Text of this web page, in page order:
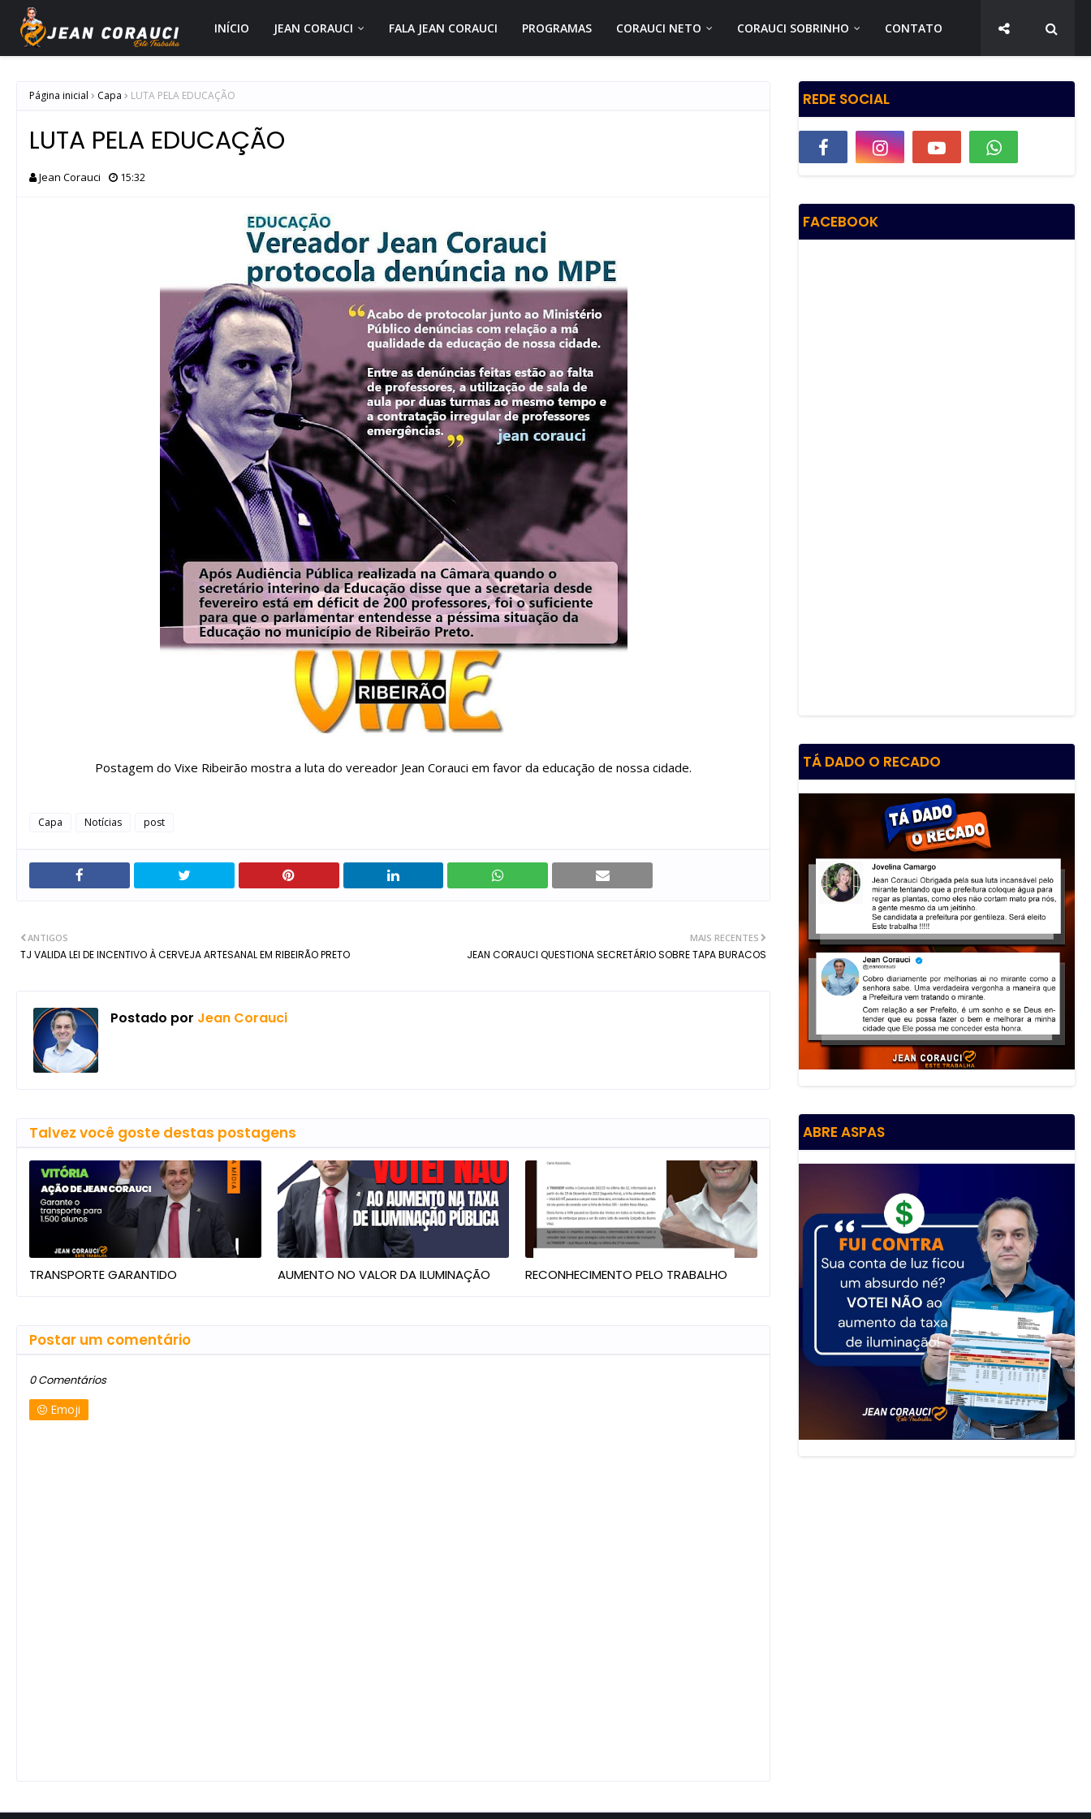
INÍCIO JEAN CORAUCI FALA JEAN CORAUCI PROGRAMAS CORAUCI NETO CORAUCI SOBRINHO CONTATO
Página inicial Capa LUTA PELA EDUCAÇÃO
LUTA PELA EDUCAÇÃO
Jean Corauci 15:32
Postagem do Vixe Ribeirão mostra a luta do vereador Jean Corauci em favor da educação de nossa cidade.
Capa Notícias post
MAIS RECENTES
JEAN CORAUCI QUESTIONA SECRETÁRIO SOBRE TAPA BURACOS
ANTIGOS
TJ VALIDA LEI DE INCENTIVO À CERVEJA ARTESANAL EM RIBEIRÃO PRETO
Postado por Jean Corauci
Talvez você goste destas postagens
TRANSPORTE GARANTIDO AUMENTO NO VALOR DA ILUMINAÇÃO RECONHECIMENTO PELO TRABALHO
Postar um comentário
0 Comentários
Emoji
REDE SOCIAL
FACEBOOK
TÁ DADO O RECADO
ABRE ASPAS